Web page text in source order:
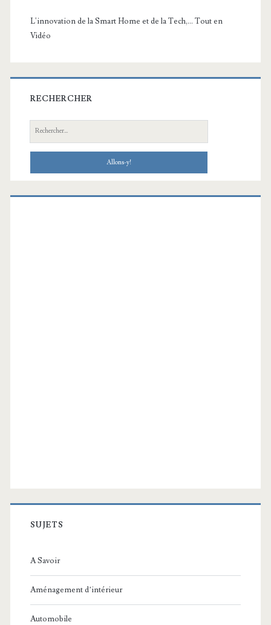
L'innovation de la Smart Home et de la Tech,... Tout en
Vidéo
RECHERCHER
Recherche:
SUJETS
A Savoir
Aménagement d’intérieur
Automobile